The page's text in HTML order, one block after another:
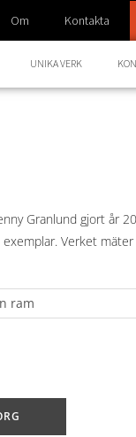
Om Kontakta
UNIKA VERK
Granlund gjort år
Verket
ram